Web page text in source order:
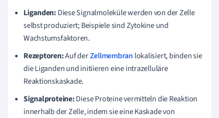
Liganden: Diese Signalmoleküle werden von der Zelle
selbst produziert; Beispiele sind Zytokine und
Wachstumsfaktoren.
Rezeptoren:Auf derZellmembran lokalisiert, binden sie
die Liganden und initiieren eine intrazelluläre
Reaktionskaskade.
Signalproteine:Diese Proteine vermitteln die Reaktion
innerhalb der Zelle, indem sie eine Kaskade von